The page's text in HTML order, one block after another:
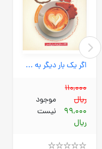
اگر یک بار دیگر به دنیا می آمدم کتاب من (بهارسبز) رقعی شومیز
110,000
ریال
99,000
ریال
موجود
نیست